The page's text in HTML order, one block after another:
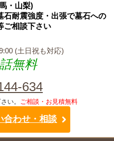
・山梨)
石耐震強度・出張で墓石への
ご相談下さい
(土日祝も対応)
無料
634
い。 ご相談・お見積無料
合わせ・相談